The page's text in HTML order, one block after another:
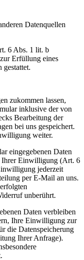
Datenquellen
6 Abs. 1 lit. b
Erfüllung eines
gestattet.
zukommen lassen,
inklusive der von
Bearbeitung der
bei uns gespeichert.
weiter.
eingegebenen Daten
Ihrer Einwilligung (Art. 6
jederzeit
per E-Mail an uns.
unberührt.
Daten verbleiben
Ihre Einwilligung zur
die Datenspeicherung
Ihrer Anfrage).